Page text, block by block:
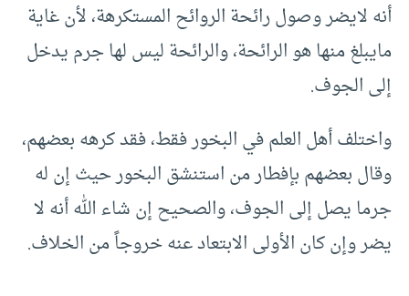
أنه لايضر وصول رائحة الروائح المستكرهة، لأن غاية
مايبلغ منها هو الرائحة، والرائحة ليس لها جرم يدخل
إلى الجوف.
واختلف أهل العلم في البخور فقط، فقد كرهه بعضهم،
وقال بعضهم بإفطار من استنشق البخور حيث إن له
جرما يصل إلى الجوف، والصحيح إن شاء الله أنه لا
يضر وإن كان الأولى الابتعاد عنه خروجاً من الخلاف.